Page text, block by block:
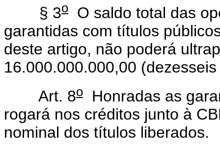
§ 3o O saldo total das
garantidas com títulos
deste artigo, não poderá
16.000.000.000,00
Art. 8o Honradas as
rogará nos créditos junto à
nominal dos títulos liberados.